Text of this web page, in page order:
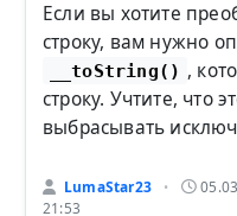
Если вы хотите
строку, вам нужно
__toString() ,
строку. Учтите, что
выбрасывать
LumaStar23 •
21:53